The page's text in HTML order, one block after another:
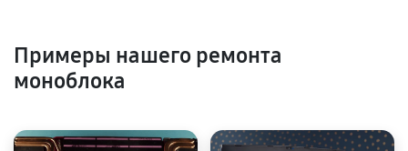
Примеры нашего ремонта
моноблока